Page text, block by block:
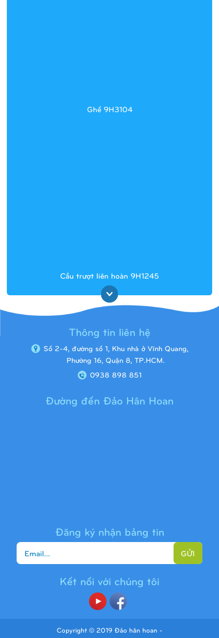
Ghế 9H3104
Cầu trượt liên hoàn 9H1245
Cầu trượt liên hoàn 9H1225
Thông tin liên hệ
Số 2-4, đường số 1, Khu nhà ở Vĩnh Quang,
Phường 16, Quận 8, TP.HCM.
0938 898 851
Đường đến Đảo Hân Hoan
Đăng ký nhận bảng tin
GỬI
Kết nối với chúng tôi
Copyright © 2019 Đảo hân hoan -